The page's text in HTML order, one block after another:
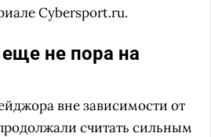
Cybersport.ru.
еще не пора на
вне зависимости от
считать сильным